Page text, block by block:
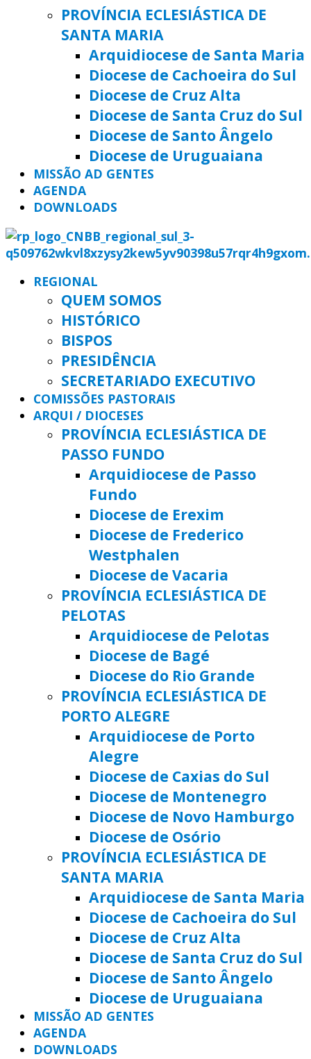
PROVÍNCIA ECLESIÁSTICA DE
SANTA MARIA
Arquidiocese de Santa Maria
Diocese de Cachoeira do Sul
Diocese de Cruz Alta
Diocese de Santa Cruz do Sul
Diocese de Santo Ângelo
Diocese de Uruguaiana
MISSÃO AD GENTES
AGENDA
DOWNLOADS
REGIONAL
QUEM SOMOS
HISTÓRICO
BISPOS
PRESIDÊNCIA
SECRETARIADO EXECUTIVO
COMISSÕES PASTORAIS
ARQUI / DIOCESES
PROVÍNCIA ECLESIÁSTICA DE
PASSO FUNDO
Arquidiocese de Passo
Fundo
Diocese de Erexim
Diocese de Frederico
Westphalen
Diocese de Vacaria
PROVÍNCIA ECLESIÁSTICA DE
PELOTAS
Arquidiocese de Pelotas
Diocese de Bagé
Diocese do Rio Grande
PROVÍNCIA ECLESIÁSTICA DE
PORTO ALEGRE
Arquidiocese de Porto
Alegre
Diocese de Caxias do Sul
Diocese de Montenegro
Diocese de Novo Hamburgo
Diocese de Osório
PROVÍNCIA ECLESIÁSTICA DE
SANTA MARIA
Arquidiocese de Santa Maria
Diocese de Cachoeira do Sul
Diocese de Cruz Alta
Diocese de Santa Cruz do Sul
Diocese de Santo Ângelo
Diocese de Uruguaiana
MISSÃO AD GENTES
AGENDA
DOWNLOADS